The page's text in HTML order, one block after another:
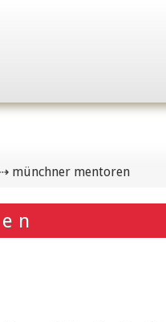
⇢ münchner mentoren